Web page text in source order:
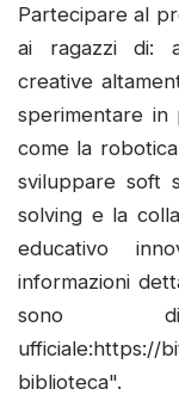
Partecipare al
ai ragazzi di:
creative
sperimentare in
come la
sviluppare soft
solving e la
educativo
informazioni
sono
ufficiale:https://
biblioteca".